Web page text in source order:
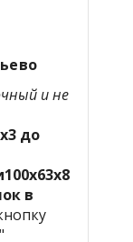
и не
до
в
"